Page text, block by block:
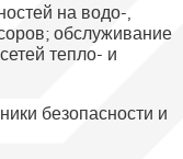
на водо-,
обслуживание
тепло- и
безопасности и